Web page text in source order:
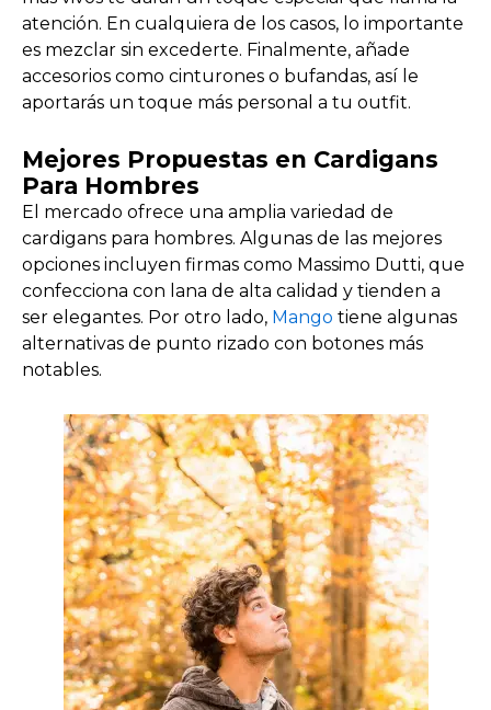
atención. En cualquiera de los casos, lo importante
es mezclar sin excederte. Finalmente, añade
accesorios como cinturones o bufandas, así le
aportarás un toque más personal a tu outfit.
Mejores Propuestas en Cardigans
Para Hombres
El mercado ofrece una amplia variedad de
cardigans para hombres. Algunas de las mejores
opciones incluyen firmas como Massimo Dutti, que
confecciona con lana de alta calidad y tienden a
ser elegantes. Por otro lado, Mango tiene algunas
alternativas de punto rizado con botones más
notables.